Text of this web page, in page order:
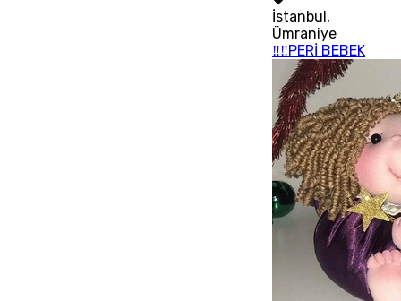
İstanbul,
Ümraniye
‼‼PERİ BEBEK